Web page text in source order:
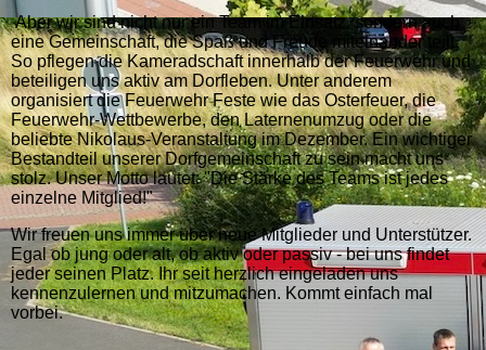
Aber wir sind nicht nur ein Team im Einsatz, sondern auch
eine Gemeinschaft, die Spaß und Freude miteinander teilt.
So pflegen die Kameradschaft innerhalb der Feuerwehr und
beteiligen uns aktiv am Dorfleben. Unter anderem
organisiert die Feuerwehr Feste wie das Osterfeuer, die
Feuerwehr-Wettbewerbe, den Laternenumzug oder die
beliebte Nikolaus-Veranstaltung im Dezember. Ein wichtiger
Bestandteil unserer Dorfgemeinschaft zu sein macht uns
stolz. Unser Motto lautet: "Die Stärke des Teams ist jedes
einzelne Mitglied!"
Wir freuen uns immer über neue Mitglieder und Unterstützer.
Egal ob jung oder alt, ob aktiv oder passiv - bei uns findet
jeder seinen Platz. Ihr seit herzlich eingeladen uns
kennenzulernen und mitzumachen. Kommt einfach mal
vorbei.